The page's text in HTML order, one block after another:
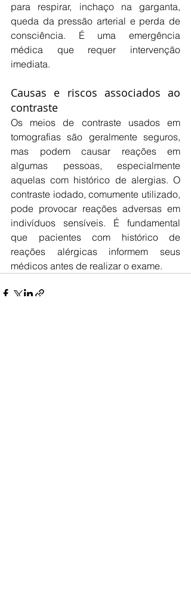
para respirar, inchaço na garganta,
queda da pressão arterial e perda de
consciência. É uma emergência
médica que requer intervenção
imediata.
Causas e riscos associados ao
contraste
Os meios de contraste usados em
tomografias são geralmente seguros,
mas podem causar reações em
algumas pessoas, especialmente
aquelas com histórico de alergias. O
contraste iodado, comumente utilizado,
pode provocar reações adversas em
indivíduos sensíveis. É fundamental
que pacientes com histórico de
reações alérgicas informem seus
médicos antes de realizar o exame.